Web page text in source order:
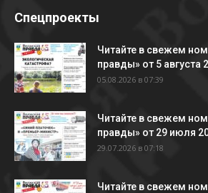
Спецпроекты
Читайте в свежем
правды» от 5 августа
05.08.2026 в 07:39
Читайте в свежем
правды» от 29 июля
29.07.2026 в 07:18
Читайте в свежем